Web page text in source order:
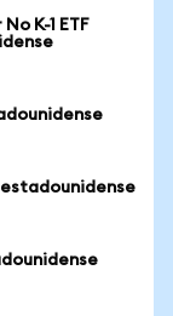
K-1 ETF